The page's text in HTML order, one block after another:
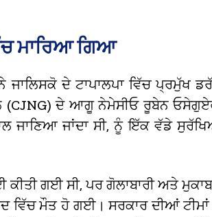
ਮਾਰਿਆ ਗਿਆ
ਦੇ ਟਾਪਾਲਪਾ ਵਿੱਚ ਪ੍ਰਮੁੱਖ
(CJNG) ਦੇ ਆਗੂ ਨੇਮੇਸੀਓ ਰੂਬੇਨ
ਜਾਣਿਆ ਜਾਂਦਾ ਸੀ, ਨੂੰ ਇੱਕ ਵੱਡੇ
ਗਈ ਸੀ, ਪਰ ਗੋਲਾਬਾਰੀ ਅਤੇ
ਵਿੱਚ ਮੌਤ ਹੋ ਗਈ। ਸਰਕਾਰ ਦੀਆਂ